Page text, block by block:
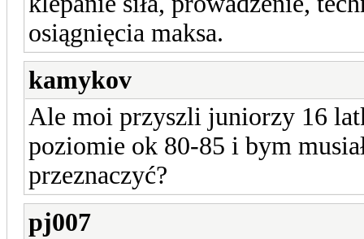
osiągnięcia maksa.
kamykov
Ale moi przyszli juniorzy 16
poziomie ok 80-85 i bym
przeznaczyć?
pj007